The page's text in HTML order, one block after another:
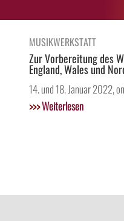
MUSIKWERKSTATT
Zur Vorbereitung des
England, Wales und
14. und 18. Januar 2022,
>>>Weiterlesen